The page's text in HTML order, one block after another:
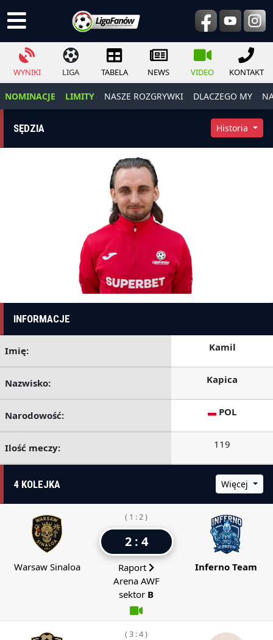
WYNIKI LIGA TABELA NEWS VIDEO KONTAKT
NOMINACJE LIMITY NASZE ROZGRYWKI DLACZEGO MY
SĘDZIA Historia
INFORMACJE
Imię: Kamil
Nazwisko: Kapica
Narodowość: POL
Ilość meczy: 119
4 KOLEJKA Więcej
Warsaw Sinaloa
( 1 : 2 )
2 : 4
Raport
Arena AWF
sektor B
Inferno Team
( 3 : 4 )